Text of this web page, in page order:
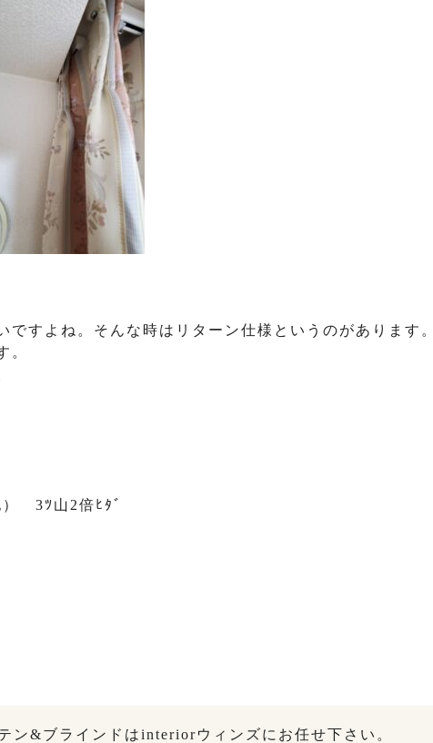
ですよね。そんな時はリターン仕様というのがあります
。
） 3ﾂ山2倍ﾋﾀﾞ
ン&ブラインドはinteriorウィンズにお任せ下さい。